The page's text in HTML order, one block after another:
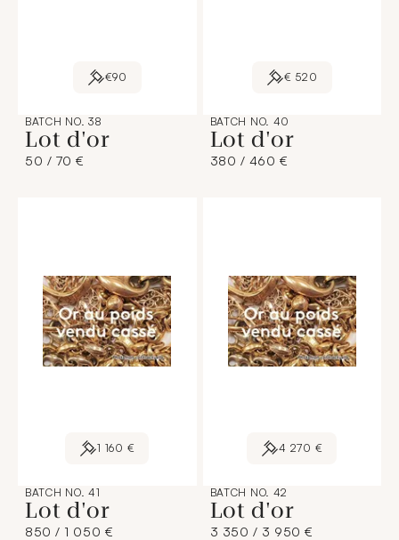
€90
BATCH NO. 38
Lot d'or
50 / 70 €
€ 520
BATCH NO. 40
Lot d'or
380 / 460 €
1 160 €
BATCH NO. 41
Lot d'or
850 / 1 050 €
4 270 €
BATCH NO. 42
Lot d'or
3 350 / 3 950 €